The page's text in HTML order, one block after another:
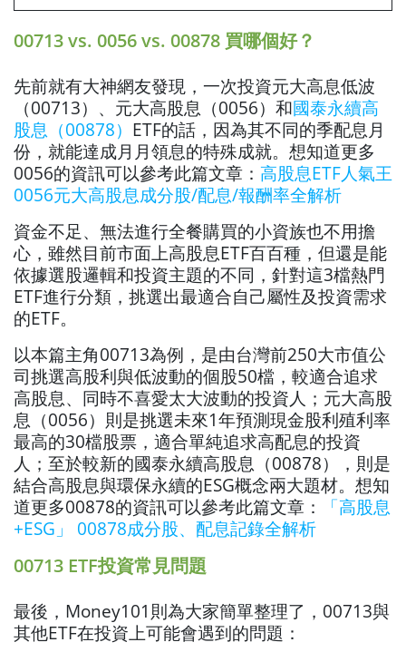
00713 vs. 0056 vs. 00878 買哪個好？
先前就有大神網友發現，一次投資元大高息低波
（00713）、元大高股息（0056）和國泰永續高
股息（00878） ETF的話，因為其不同的季配息月
份，就能達成月月領息的特殊成就。 想知道更多
0056的資訊可以參考此篇文章： 高股息ETF人氣王
0056元大高股息成分股/配息/報酬率全解析
資金不足、無法進行全餐購買的小資族也不用擔
心，雖然目前市面上高股息ETF百百種，但還是能
依據選股邏輯和投資主題的不同，針對這3檔熱門
ETF進行分類，挑選出最適合自己屬性及投資需求
的ETF。
以本篇主角00713為例，是由台灣前250大市值公
司挑選高股利與低波動的個股50檔，較適合追求
高股息、同時不喜愛太大波動的投資人；元大高股
息（0056）則是挑選未來1年預測現金股利殖利率
最高的30檔股票，適合單純追求高配息的投資
人；至於較新的國泰永續高股息（00878），則是
結合高股息與環保永續的ESG概念兩大題材。 想知
道更多00878的資訊可以參考此篇文章：
「高股息
+ESG」 00878成分股、配息記錄全解析
00713 ETF投資常見問題
最後，Money101則為大家簡單整理了，00713與
其他ETF在投資上可能會遇到的問題：